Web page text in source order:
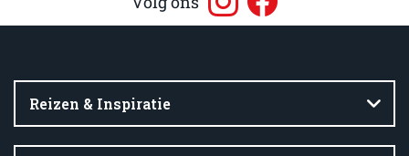
Reizen & Inspiratie